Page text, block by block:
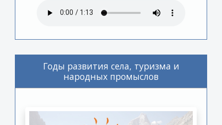
Годы развития села, туризма и
народных промыслов